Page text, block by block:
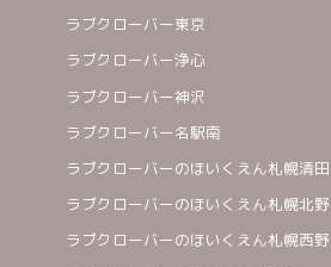
ラブクローバー東京
ラブクローバー浄心
ラブクローバー神沢
ラブクローバー名駅南
ラブクローバーのほいくえん札幌清田
ラブクローバーのほいくえん札幌北野
ラブクローバーのほいくえん札幌西野